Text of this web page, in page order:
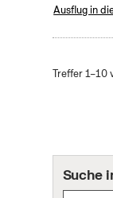
Ausflug in
Treffer 1–10
Suche